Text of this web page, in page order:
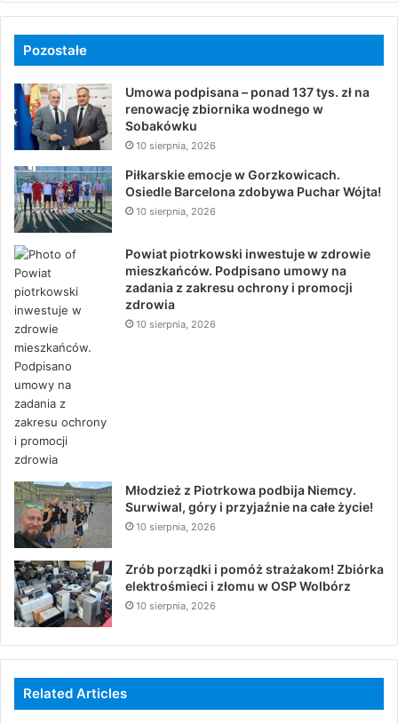
Pozostałe
Umowa podpisana – ponad 137 tys. zł na
renowację zbiornika wodnego w
Sobakówku
10 sierpnia, 2026
Piłkarskie emocje w Gorzkowicach.
Osiedle Barcelona zdobywa Puchar Wójta!
10 sierpnia, 2026
Powiat piotrkowski inwestuje w zdrowie
mieszkańców. Podpisano umowy na
zadania z zakresu ochrony i promocji
zdrowia
10 sierpnia, 2026
Młodzież z Piotrkowa podbija Niemcy.
Surwiwal, góry i przyjaźnie na całe życie!
10 sierpnia, 2026
Zrób porządki i pomóż strażakom! Zbiórka
elektrośmieci i złomu w OSP Wolbórz
10 sierpnia, 2026
Related Articles